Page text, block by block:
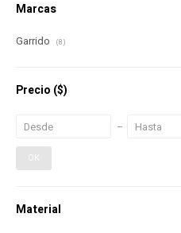
Marcas
Garrido (8)
Precio ($)
OK
Material